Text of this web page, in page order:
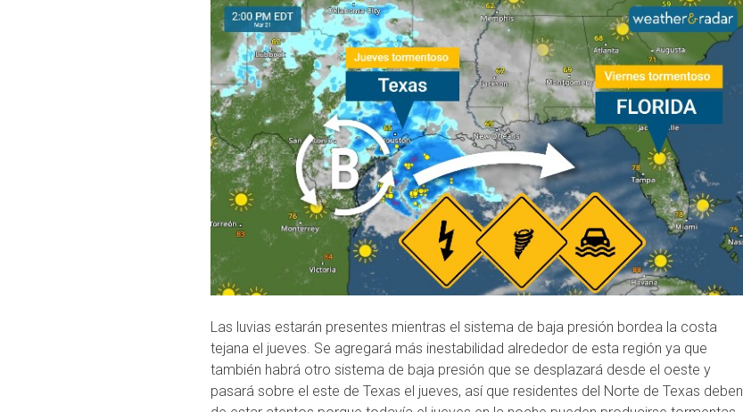
Las luvias estarán presentes mientras el sistema de baja presión bordea la costa
tejana el jueves. Se agregará más inestabilidad alrededor de esta región ya que
también habrá otro sistema de baja presión que se desplazará desde el oeste y
pasará sobre el este de Texas el jueves, así que residentes del Norte de Texas deben